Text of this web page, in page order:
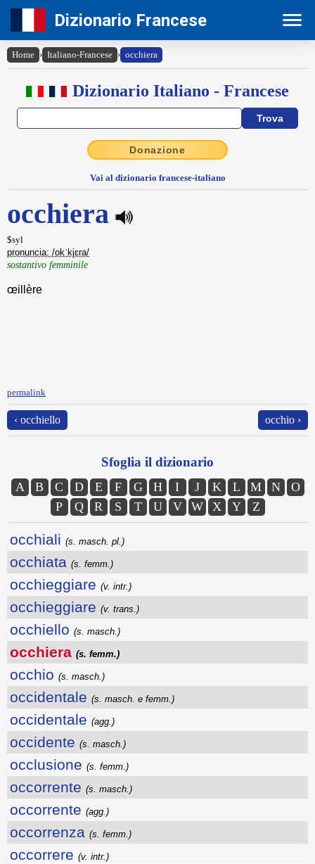
Dizionario Francese
Home › Italiano-Francese › occhiera
Dizionario Italiano - Francese
Donazione
Vai al dizionario francese-italiano
occhiera
$syl
pronuncia: /okˈkjɛra/
sostantivo femminile
œillère
permalink
‹ occhiello occhio ›
Sfoglia il dizionario
A B C D E F G H I J K L M N
O
P
Q R S T U V W X Y Z
occhiali (s. masch. pl.)
occhiata (s. femm.)
occhieggiare (v. intr.)
occhieggiare (v. trans.)
occhiello (s. masch.)
occhiera (s. femm.)
occhio (s. masch.)
occidentale (s. masch. e femm.)
occidentale (agg.)
occidente (s. masch.)
occlusione (s. femm.)
occorrente (s. masch.)
occorrente (agg.)
occorrenza (s. femm.)
occorrere (v. intr.)